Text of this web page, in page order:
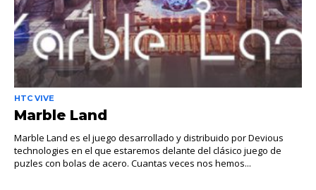
HTC VIVE
Marble Land
Marble Land es el juego desarrollado y distribuido por Devious
technologies en el que estaremos delante del clásico juego de
puzles con bolas de acero. Cuantas veces nos hemos...